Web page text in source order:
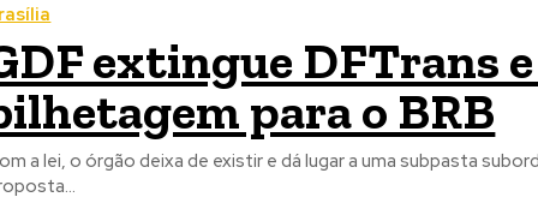
extingue DFTrans
para o BRB
a lei, o órgão deixa de existir e dá lugar a uma subpasta